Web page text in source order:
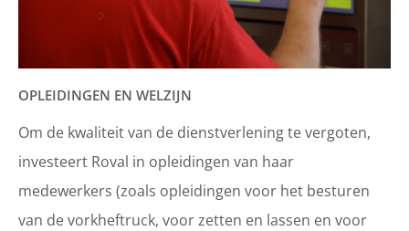
OPLEIDINGEN EN WELZIJN
Om de kwaliteit van de dienstverlening te vergoten,
investeert Roval in opleidingen van haar
medewerkers (zoals opleidingen voor het besturen
van de vorkheftruck, voor zetten en lassen en voor